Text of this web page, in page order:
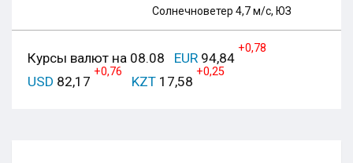
Солнечноветер 4,7 м/с, ЮЗ
Курсы валют на 08.08 EUR 94,84
+0,78
USD 82,17
+0,76
KZT 17,58
+0,25